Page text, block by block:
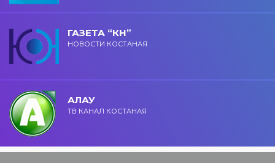
ГАЗЕТА “КН”
НОВОСТИ КОСТАНАЯ
АЛАУ
ТВ КАНАЛ КОСТАНАЯ